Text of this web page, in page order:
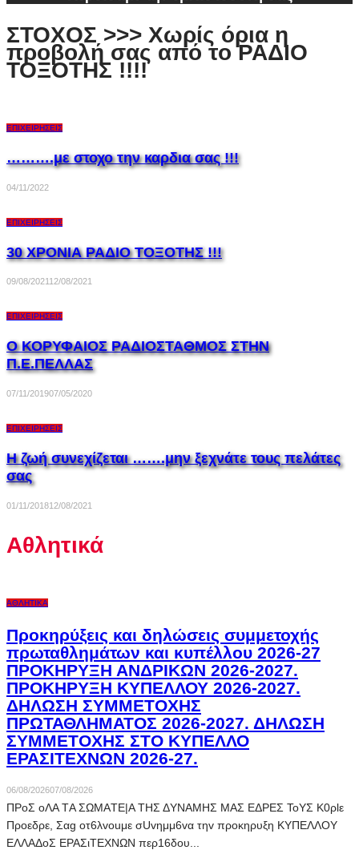
ΣΤΟΧΟΣ >>> Χωρίς όρια η
προβολή σας από το ΡΑΔΙΟ
ΤΟΞΟΤΗΣ !!!!
ΕΠΙΧΕΙΡΉΣΕΙΣ
……….με στοχο την καρδια σας !!!
04/11/2022
ΕΠΙΧΕΙΡΉΣΕΙΣ
30 ΧΡΟΝΙΑ ΡΑΔΙΟ ΤΟΞΟΤΗΣ !!!
09/08/202112/08/2021
ΕΠΙΧΕΙΡΉΣΕΙΣ
Ο ΚΟΡΥΦΑΙΟΣ ΡΑΔΙΟΣΤΑΘΜΟΣ ΣΤΗΝ
Π.Ε.ΠΕΛΛΑΣ
07/11/201907/05/2020
ΕΠΙΧΕΙΡΉΣΕΙΣ
Η ζωή συνεχίζεται …….μην ξεχνάτε τους πελάτες
σας
01/11/201812/08/2021
Αθλητικά
ΑΘΛΗΤΙΚΆ
Προκηρύξεις και δηλώσεις συμμετοχής
πρωταθλημάτων και κυπέλλου 2026-27
ΠΡΟΚΗΡΥΞΗ ΑΝΔΡΙΚΩΝ 2026-2027.
ΠΡΟΚΗΡΥΞΗ ΚΥΠΕΛΛΟΥ 2026-2027.
ΔΗΛΩΣΗ ΣΥΜΜΕΤΟΧΗΣ
ΠΡΩΤΑΘΛΗΜΑΤΟΣ 2026-2027. ΔΗΛΩΣΗ
ΣΥΜΜΕΤΟΧΗΣ ΣΤΟ ΚΥΠΕΛΛΟ
ΕΡΑΣΙΤΕΧΝΩΝ 2026-27.
06/08/202607/08/2026
ΠPoΣ oΛΑ ΤA ΣΩMAΤE|Α THΣ ΔYNAMHΣ MΑΣ EΔPEΣ ToYΣ K0ρlε
Πρoεδρε, Σαg oτ6λvouμε σUvημμ6vα τηv πρoκηρυξη KYΠEΛΛOY
EΛΛΑΔoΣ EPAΣιTEXNΩN περ16δoυ...